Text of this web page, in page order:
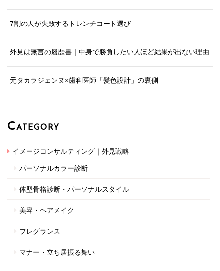
7割の人が失敗するトレンチコート選び
外見は無言の履歴書｜中身で勝負したい人ほど結果が出ない理由
元タカラジェンヌ×歯科医師「髪色設計」の裏側
CATEGORY
イメージコンサルティング｜外見戦略
パーソナルカラー診断
体型骨格診断・パーソナルスタイル
美容・ヘアメイク
フレグランス
マナー・立ち居振る舞い